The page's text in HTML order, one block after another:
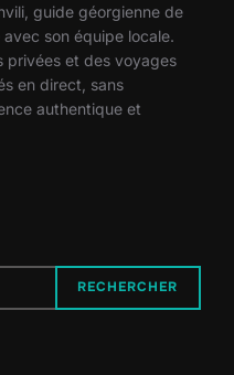
guide géorgienne de
son équipe locale.
privées et des voyages
en direct, sans
authentique et
RECHERCHER